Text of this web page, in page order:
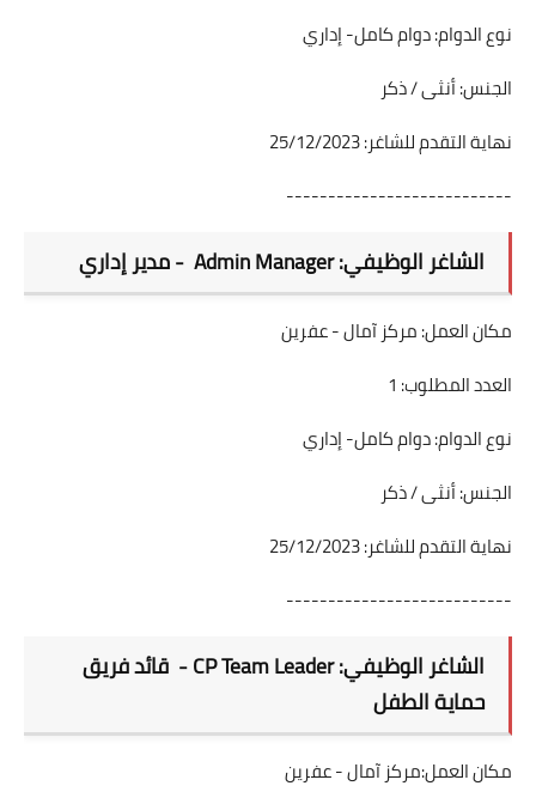
نوع الدوام: دوام كامل- إداري
الجنس: أنثى / ذكر
نهاية التقدم للشاغر: 25/12/2023
---------------------------
الشاغر الوظيفي: Admin Manager - مدير إداري
مكان العمل: مركز آمال - عفرين
العدد المطلوب: 1
نوع الدوام: دوام كامل- إداري
الجنس: أنثى / ذكر
نهاية التقدم للشاغر: 25/12/2023
---------------------------
الشاغر الوظيفي: CP Team Leader - قائد فريق
حماية الطفل
مكان العمل:مركز آمال - عفرين